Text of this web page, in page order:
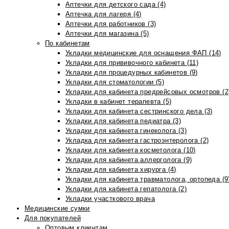
Аптечки для детского сада (4)
Аптечка для лагеря (4)
Аптечки для работников (3)
Аптечки для магазина (5)
По кабинетам
Укладки медицинские для оснащения ФАП (14)
Укладки для прививочного кабинета (11)
Укладки для процедурных кабинетов (9)
Укладки для стоматологии (5)
Укладки для кабинета предрейсовых осмотров
Укладки в кабинет терапевта (5)
Укладки для кабинета сестринского дела (3)
Укладки для кабинета педиатра (3)
Укладки для кабинета гинеколога (3)
Укладка для кабинета гастроэнтеролога (2)
Укладки для кабинета косметолога (10)
Укладки для кабинета аллерголога (9)
Укладки для кабинета хирурга (4)
Укладки для кабинета травматолога, ортопеда
Укладки для кабинета гепатолога (2)
Укладки участкового врача
Медицинские сумки
Для покупателей